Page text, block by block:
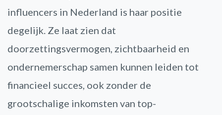
influencers in Nederland is haar positie
degelijk. Ze laat zien dat
doorzettingsvermogen, zichtbaarheid en
ondernemerschap samen kunnen leiden tot
financieel succes, ook zonder de
grootschalige inkomsten van top-